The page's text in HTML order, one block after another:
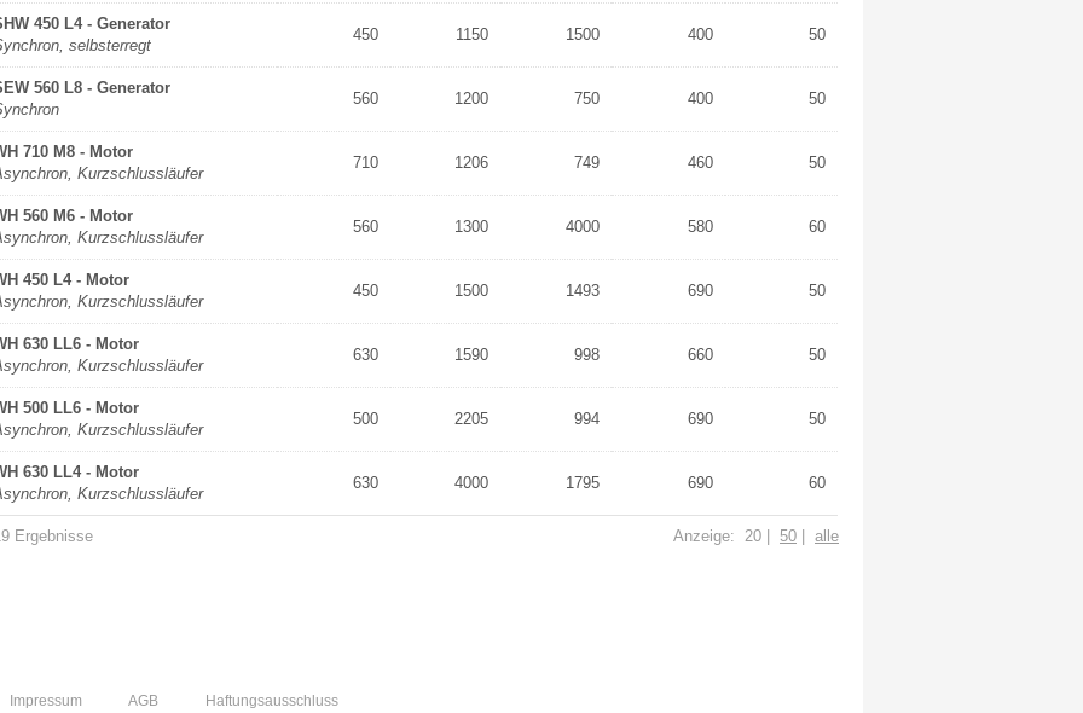
450 L4 - Generator
selbsterregt
450 1150 1500 400 50
560 L8 - Generator
560 1200 750 400 50
710 M8 - Motor
Kurzschlussläufer
710 1206 749 460 50
560 M6 - Motor
Kurzschlussläufer
560 1300 4000 580 60
450 L4 - Motor
Kurzschlussläufer
450 1500 1493 690 50
630 LL6 - Motor
Kurzschlussläufer
630 1590 998 660 50
500 LL6 - Motor
Kurzschlussläufer
500 2205 994 690 50
630 LL4 - Motor
Kurzschlussläufer
630 4000 1795 690 60
Ergebnisse Anzeige: 20 | 50 alle
Impressum AGB Haftungsausschluss